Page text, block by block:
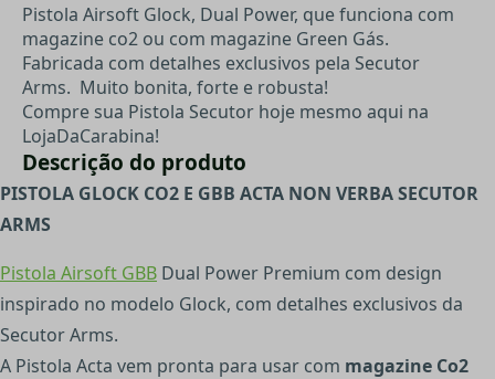
Pistola Airsoft Glock, Dual Power, que funciona com
magazine co2 ou com magazine Green Gás.
Fabricada com detalhes exclusivos pela Secutor
Arms. Muito bonita, forte e robusta!
Compre sua Pistola Secutor hoje mesmo aqui na
LojaDaCarabina!
Descrição do produto
PISTOLA GLOCK CO2 E GBB ACTA NON VERBA SECUTOR
ARMS
Pistola Airsoft GBB Dual Power Premium com design
inspirado no modelo Glock, com detalhes exclusivos da
Secutor Arms.
A Pistola Acta vem pronta para usar com magazine Co2